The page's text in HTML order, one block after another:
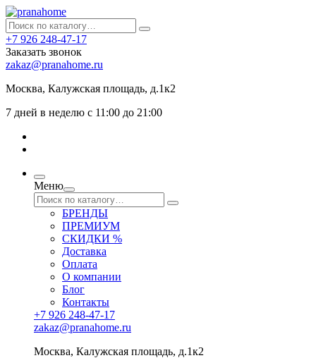
+7 926 248-47-17
Заказать звонок
zakaz@pranahome.ru
Москва, Калужская площадь, д.1к2
7 дней в неделю с 11:00 до 21:00
Меню
БРЕНДЫ
ПРЕМИУМ
СКИДКИ %
Доставка
Оплата
О компании
Блог
Контакты
+7 926 248-47-17
zakaz@pranahome.ru
Москва, Калужская площадь, д.1к2